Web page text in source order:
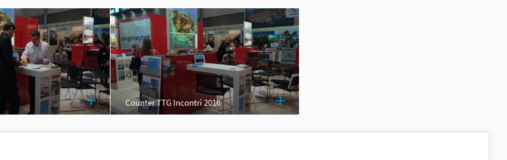
Counter TTG Incontri 2016